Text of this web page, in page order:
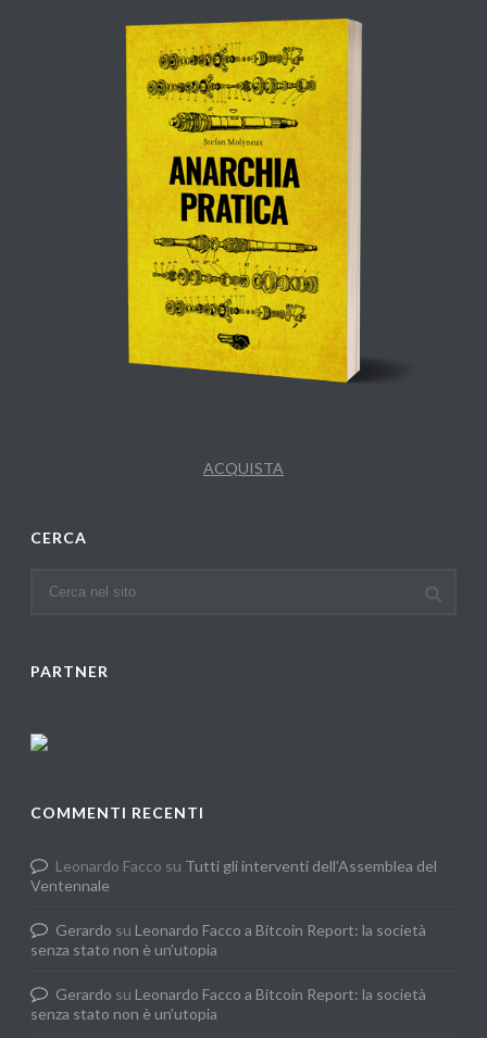
ACQUISTA
CERCA
PARTNER
COMMENTI RECENTI
Leonardo Facco su Tutti gli interventi dell’Assemblea del
Ventennale
Gerardo su Leonardo Facco a Bitcoin Report: la società
senza stato non è un’utopia
Gerardo su Leonardo Facco a Bitcoin Report: la società
senza stato non è un’utopia